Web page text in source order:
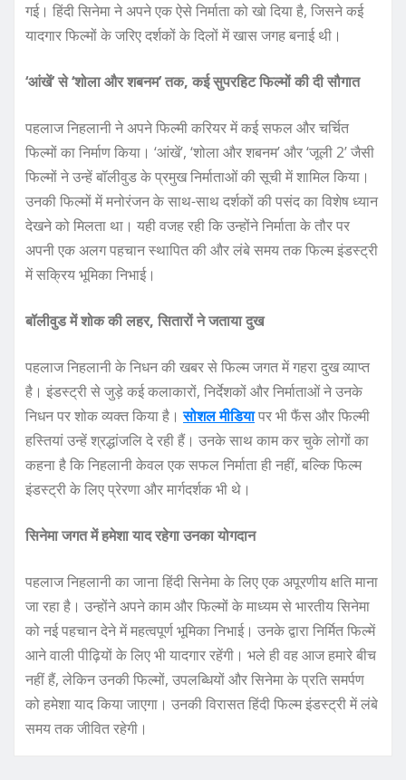
गई। हिंदी सिनेमा ने अपने एक ऐसे निर्माता को खो दिया है, जिसने कई
यादगार फिल्मों के जरिए दर्शकों के दिलों में खास जगह बनाई थी।
‘आंखें’ से ‘शोला और शबनम’ तक, कई सुपरहिट फिल्मों की दी सौगात
पहलाज निहलानी ने अपने फिल्मी करियर में कई सफल और चर्चित
फिल्मों का निर्माण किया। ‘आंखें’, ‘शोला और शबनम’ और ‘जूली 2’ जैसी
फिल्मों ने उन्हें बॉलीवुड के प्रमुख निर्माताओं की सूची में शामिल किया।
उनकी फिल्मों में मनोरंजन के साथ-साथ दर्शकों की पसंद का विशेष ध्यान
देखने को मिलता था। यही वजह रही कि उन्होंने निर्माता के तौर पर
अपनी एक अलग पहचान स्थापित की और लंबे समय तक फिल्म इंडस्ट्री
में सक्रिय भूमिका निभाई।
बॉलीवुड में शोक की लहर, सितारों ने जताया दुख
पहलाज निहलानी के निधन की खबर से फिल्म जगत में गहरा दुख व्याप्त
है। इंडस्ट्री से जुड़े कई कलाकारों, निर्देशकों और निर्माताओं ने उनके
निधन पर शोक व्यक्त किया है।सोशल मीडियापर भी फैंस और फिल्मी
हस्तियां उन्हें श्रद्धांजलि दे रही हैं। उनके साथ काम कर चुके लोगों का
कहना है कि निहलानी केवल एक सफल निर्माता ही नहीं, बल्कि फिल्म
इंडस्ट्री के लिए प्रेरणा और मार्गदर्शक भी थे।
सिनेमा जगत में हमेशा याद रहेगा उनका योगदान
पहलाज निहलानी का जाना हिंदी सिनेमा के लिए एक अपूरणीय क्षति माना
जा रहा है। उन्होंने अपने काम और फिल्मों के माध्यम से भारतीय सिनेमा
को नई पहचान देने में महत्वपूर्ण भूमिका निभाई। उनके द्वारा निर्मित फिल्में
आने वाली पीढ़ियों के लिए भी यादगार रहेंगी। भले ही वह आज हमारे बीच
नहीं हैं, लेकिन उनकी फिल्मों, उपलब्धियों और सिनेमा के प्रति समर्पण
को हमेशा याद किया जाएगा। उनकी विरासत हिंदी फिल्म इंडस्ट्री में लंबे
समय तक जीवित रहेगी।